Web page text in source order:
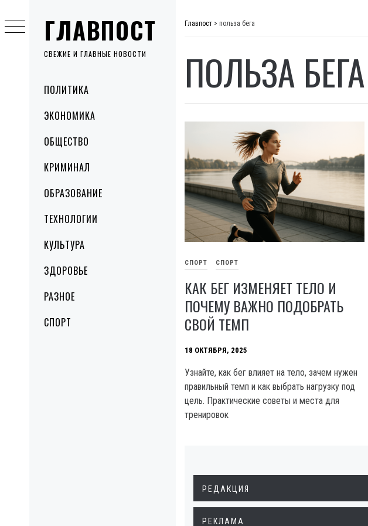
ГЛАВПОСТ
СВЕЖИЕ И ГЛАВНЫЕ НОВОСТИ
MenuПОЛИТИКА
ЭКОНОМИКА
ОБЩЕСТВО
КРИМИНАЛ
ОБРАЗОВАНИЕ
ТЕХНОЛОГИИ
КУЛЬТУРА
ЗДОРОВЬЕ
РАЗНОЕ
СПОРТ
to
content
Главпост > польза бега
ПОЛЬЗА БЕГА
СПОРТ СПОРТ
КАК БЕГ ИЗМЕНЯЕТ ТЕЛО И
ПОЧЕМУ ВАЖНО ПОДОБРАТЬ
СВОЙ ТЕМП
18 ОКТЯБРЯ, 2025
Узнайте, как бег влияет на тело, зачем нужен
правильный темп и как выбрать нагрузку под
цель. Практические советы и места для
тренировок
РЕДАКЦИЯ
РЕКЛАМА